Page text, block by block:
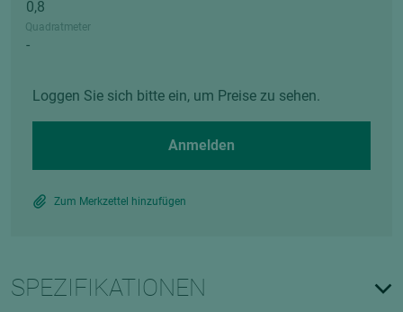
Quadratmeter
Loggen Sie sich bitte ein, um Preise zu sehen.
Anmelden
Zum Merkzettel hinzufügen
SPEZIFIKATIONEN